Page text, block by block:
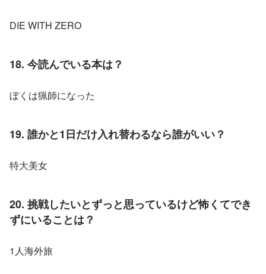
DIE WITH ZERO
18. 今読んでいる本は？
ぼくは猟師になった
19. 誰かと1日だけ入れ替わるなら誰がいい？
特大美女
20. 挑戦したいとずっと思っているけど怖くてでき
ずにいることは？
1人海外旅